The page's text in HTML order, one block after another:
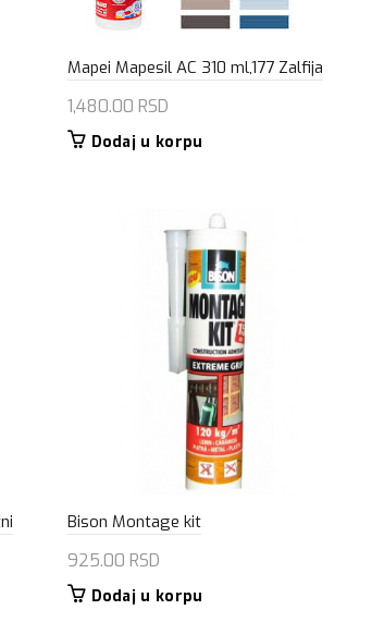
Mapei Mapesil AC 310 ml,177 Zalfija
1,480.00 RSD
Dodaj u korpu
Bison Montage kit
925.00 RSD
Dodaj u korpu